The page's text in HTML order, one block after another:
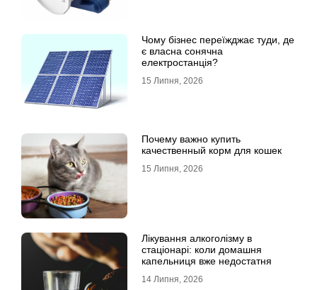
Чому бізнес переїжджає туди, де
є власна сонячна
електростанція?
15 Липня, 2026
Почему важно купить
качественный корм для кошек
15 Липня, 2026
Лікування алкоголізму в
стаціонарі: коли домашня
капельниця вже недостатня
14 Липня, 2026